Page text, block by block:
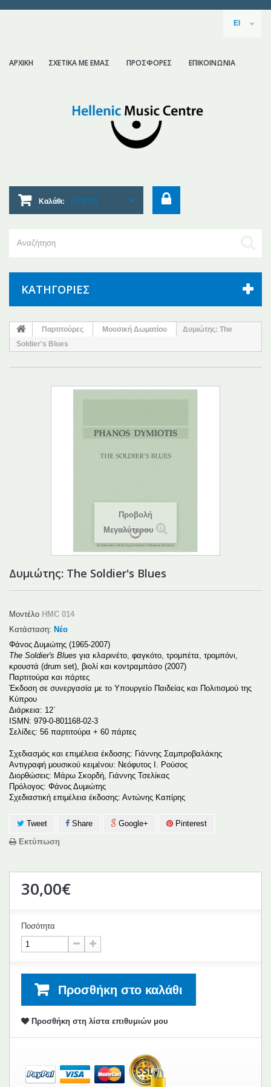
El
ΑΡΧΙΚΗ ΣΧΕΤΙΚΑ ΜΕ ΕΜΑΣ ΠΡΟΣΦΟΡΕΣ ΕΠΙΚΟΙΝΩΝΙΑ
Καλάθι: (ΑΔΕΙΟ)
ΚΑΤΗΓΟΡΊΕΣ
Παρτιτούρες Μουσική Δωματίου
Δυμιώτης: The
Soldier's Blues
Προβολή
Μεγαλύτερου
Δυμιώτης: The Soldier's Blues
Μοντέλο HMC 014
Κατάσταση: Νέο
Φάνος Δυμιώτης (1965-2007)
The Soldier's Blues για κλαρινέτο, φαγκότο, τρομπέτα, τρομπόνι,
κρουστά (drum set), βιολί και κοντραμπάσο (2007)
Παρτιτούρα και πάρτες
Έκδοση σε συνεργασία με το Υπουργείο Παιδείας και Πολιτισμού της
Κύπρου
Διάρκεια: 12΄
ISMN: 979-0-801168-02-3
Σελίδες: 56 παρτιτούρα + 60 πάρτες
Σχεδιασμός και επιμέλεια έκδοσης: Γιάννης Σαμπροβαλάκης
Αντιγραφή μουσικού κειμένου: Νεόφυτος Ι. Ρούσος
Διορθώσεις: Μάρω Σκορδή, Γιάννης Τσελίκας
Πρόλογος: Φάνος Δυμιώτης
Σχεδιαστική επιμέλεια έκδοσης: Αντώνης Καπίρης
Tweet Share Google+
Pinterest
Εκτύπωση
30,00€
Ποσότητα
Προσθήκη στο καλάθι
Προσθήκη στη λίστα επιθυμιών μου